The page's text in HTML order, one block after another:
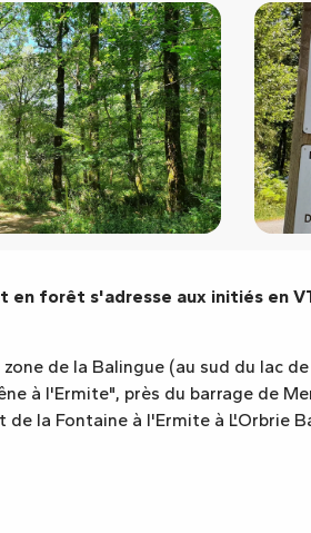
en forêt s'adresse aux initiés en
de la Balingue (au sud du lac
à l'Ermite", près du barrage de
de la Fontaine à l'Ermite à L'Orbrie